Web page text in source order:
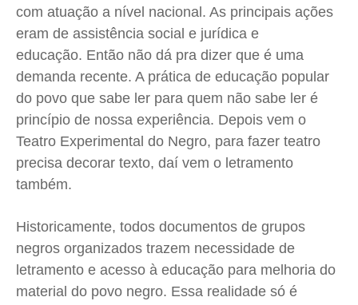
com atuação a nível nacional. As principais ações
eram de assistência social e jurídica e
educação. Então não dá pra dizer que é uma
demanda recente. A prática de educação popular
do povo que sabe ler para quem não sabe ler é
princípio de nossa experiência. Depois vem o
Teatro Experimental do Negro, para fazer teatro
precisa decorar texto, daí vem o letramento
também.
Historicamente, todos documentos de grupos
negros organizados trazem necessidade de
letramento e acesso à educação para melhoria do
material do povo negro. Essa realidade só é